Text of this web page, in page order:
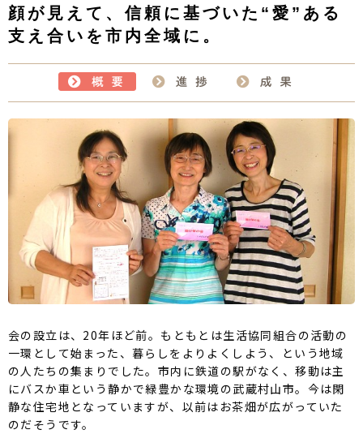
顔が見えて、信頼に基づいた“愛”ある
支え合いを市内全域に。
会の設立は、20年ほど前。もともとは生活協同組合の活動の
一環として始まった、暮らしをよりよくしよう、という地域
の人たちの集まりでした。市内に鉄道の駅がなく、移動は主
にバスか車という静かで緑豊かな環境の武蔵村山市。今は閑
静な住宅地となっていますが、以前はお茶畑が広がっていた
のだそうです。